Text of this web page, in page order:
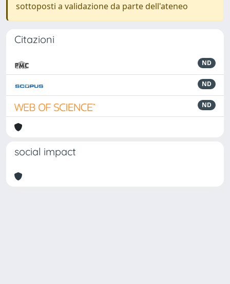
sottoposti a validazione da parte dell'ateneo
Citazioni
ND
ND
ND
social impact